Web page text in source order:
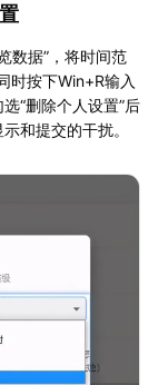
数据”，将时间范
时按下Win+R输入
“删除个人设置”后
和提交的干扰。